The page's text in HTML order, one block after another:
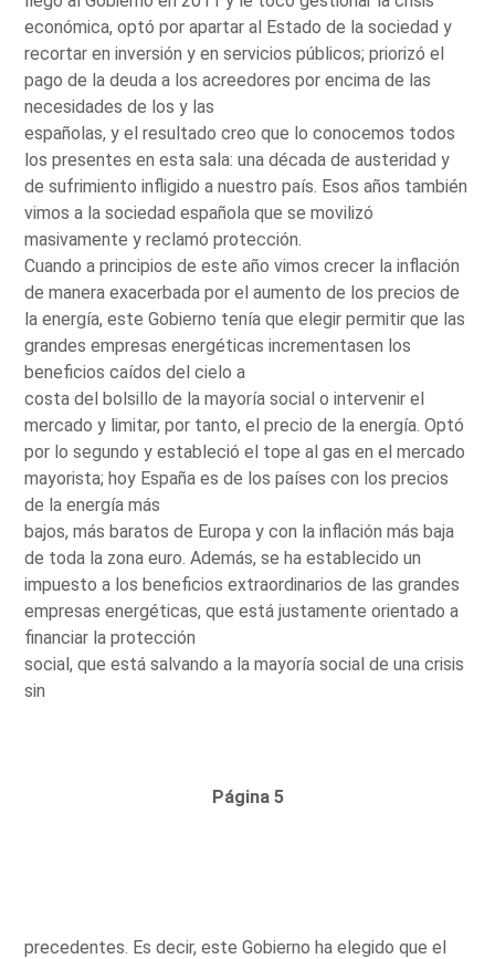
económica, optó por apartar al Estado de la sociedad y
recortar en inversión y en servicios públicos; priorizó el
pago de la deuda a los acreedores por encima de las
necesidades de los y las
españolas, y el resultado creo que lo conocemos todos
los presentes en esta sala: una década de austeridad y
de sufrimiento infligido a nuestro país. Esos años también
vimos a la sociedad española que se movilizó
masivamente y reclamó protección.
Cuando a principios de este año vimos crecer la inflación
de manera exacerbada por el aumento de los precios de
la energía, este Gobierno tenía que elegir permitir que las
grandes empresas energéticas incrementasen los
beneficios caídos del cielo a
costa del bolsillo de la mayoría social o intervenir el
mercado y limitar, por tanto, el precio de la energía. Optó
por lo segundo y estableció el tope al gas en el mercado
mayorista; hoy España es de los países con los precios
de la energía más
bajos, más baratos de Europa y con la inflación más baja
de toda la zona euro. Además, se ha establecido un
impuesto a los beneficios extraordinarios de las grandes
empresas energéticas, que está justamente orientado a
financiar la protección
social, que está salvando a la mayoría social de una crisis
sin
Página 5
precedentes. Es decir, este Gobierno ha elegido que el